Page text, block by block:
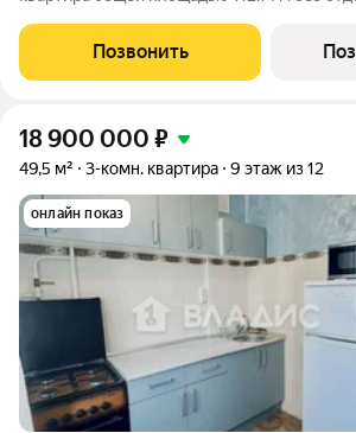
очереди ЖК «Селигер сити» названы в
представителей науки и
Позвонить
18 900 000 ₽
49,5 м² 3-комн. квартира 9 этаж из 12
онлайн показ